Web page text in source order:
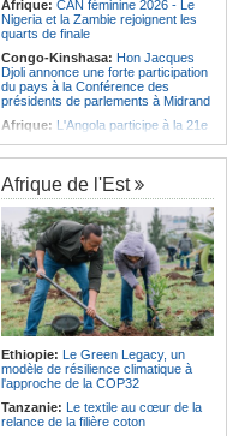
Afrique: CAN féminine 2026 - Le
Nigeria et la Zambie rejoignent les
quarts de finale
Congo-Kinshasa: Hon Jacques
Djoli annonce une forte participation
du pays à la Conférence des
présidents de parlements à Midrand
Afrique: L'Angola participe à la 21e
Afrique:CAN féminine - La Côte
d'Ivoire affrontera l'Algérie et le
Maroc fera face à l'Afrique du Sud
en quarts
Afrique: Revue de presse de
l'Afrique francophone du 05 août
2026
Afrique:L'Angola et l'UA préparent
le sommet sur la prévention et la
résolution des conflits
Angola:Le paiement échelonné
des services touristiques démarre
ce jeudi
Angola:Jiu-jitsu - Le pays
décroche une troisième médaille à
Afrique de l'Est
Ethiopie: Le Green Legacy, un
modèle de résilience climatique à
l'approche de la COP32
Tanzanie: Le textile au cœur de la
relance de la filière coton